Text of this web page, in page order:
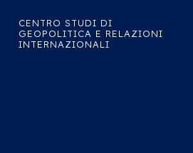
CENTRO STUDI DI
GEOPOLITICA E RELAZIONI
INTERNAZIONALI